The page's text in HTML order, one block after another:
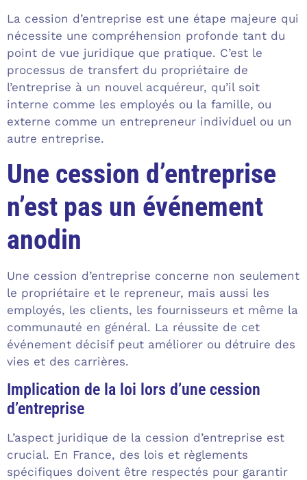
La cession d’entreprise est une étape majeure qui
nécessite une compréhension profonde tant du
point de vue juridique que pratique. C’est le
processus de transfert du propriétaire de
l’entreprise à un nouvel acquéreur, qu’il soit
interne comme les employés ou la famille, ou
externe comme un entrepreneur individuel ou un
autre entreprise.
Une cession d’entreprise
n’est pas un événement
anodin
Une cession d’entreprise concerne non seulement
le propriétaire et le repreneur, mais aussi les
employés, les clients, les fournisseurs et même la
communauté en général. La réussite de cet
événement décisif peut améliorer ou détruire des
vies et des carrières.
Implication de la loi lors d’une cession
d’entreprise
L’aspect juridique de la cession d’entreprise est
crucial. En France, des lois et règlements
spécifiques doivent être respectés pour garantir